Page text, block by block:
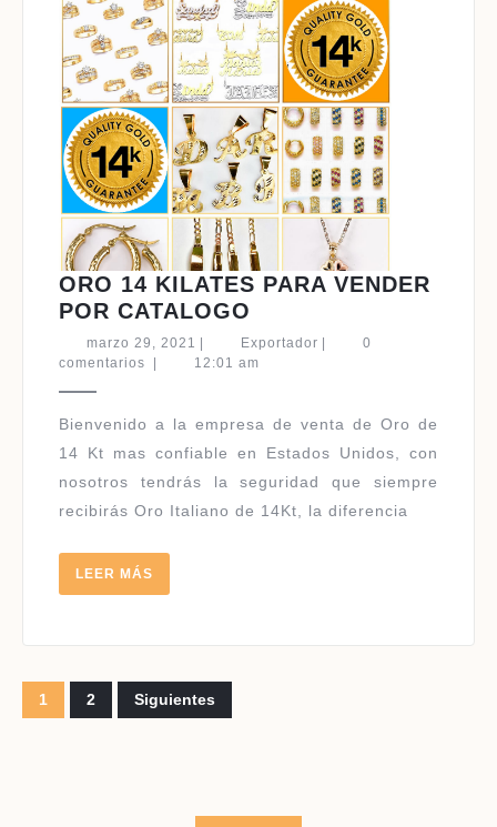
ORO 14 KILATES PARA VENDER
POR CATALOGO
14
KILATES
VENDER
POR
marzo 29, 2021 marzo
29,
ExportadorExportador
0
comentarios
12:01 am
Bienvenido a la empresa de venta de Oro de
14 Kt mas confiable en Estados Unidos, con
nosotros tendrás la seguridad que siempre
recibirás Oro Italiano de 14Kt, la diferencia
LEER MÁS
MÁS
Paginación
de
1 2 Siguientes